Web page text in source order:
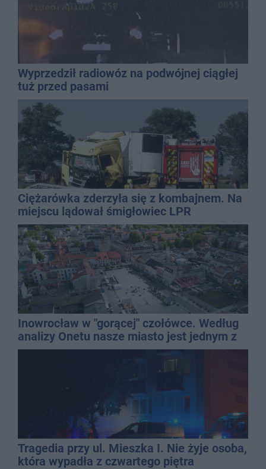
Wyprzedził radiowóz na podwójnej ciągłej
tuż przed pasami
Ciężarówka zderzyła się z kombajnem. Na
miejscu lądował śmigłowiec LPR
Inowrocław w "gorącej" czołówce. Według
analizy Onetu nasze miasto jest jednym z
najbardziej narażonych na upały
Tragedia przy ul. Mieszka I. Nie żyje osoba,
która wypadła z czwartego piętra